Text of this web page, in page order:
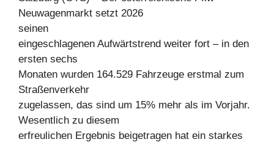
Neuwagenmarkt setzt 2026
seinen
eingeschlagenen Aufwärtstrend weiter fort – in den
ersten sechs
Monaten wurden 164.529 Fahrzeuge erstmal zum
Straßenverkehr
zugelassen, das sind um 15% mehr als im Vorjahr.
Wesentlich zu diesem
erfreulichen Ergebnis beigetragen hat ein starkes